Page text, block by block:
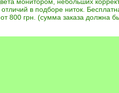
монитором, небольших
в подборе ниток.
800 грн. (сумма заказа должна